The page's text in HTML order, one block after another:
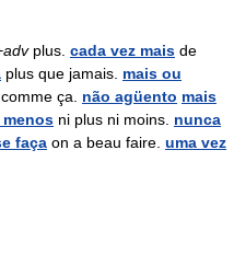
plus. cada vez mais de
plus que jamais. mais ou
ça. não agüento mais
menos ni plus ni moins. nunca
faça on a beau faire. uma vez